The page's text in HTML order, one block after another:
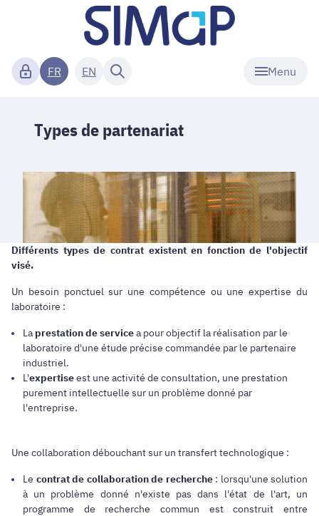
Menu
FR EN
Types de partenariat
Différents types de contrat existent en fonction de l'objectif
visé.
Un besoin ponctuel sur une compétence ou une expertise du
laboratoire :
La prestation de servicea pour objectif la réalisation par le
laboratoire d'une étude précise commandée par le partenaire
industriel.
L'expertiseest une activité de consultation, une prestation
purement intellectuelle sur un problème donné par
l'entreprise.
Une collaboration débouchant sur un transfert technologique :
Le contrat de collaboration de recherche: lorsqu'une solution
à un problème donné n'existe pas dans l'état de l'art, un
programme de recherche commun est construit entre